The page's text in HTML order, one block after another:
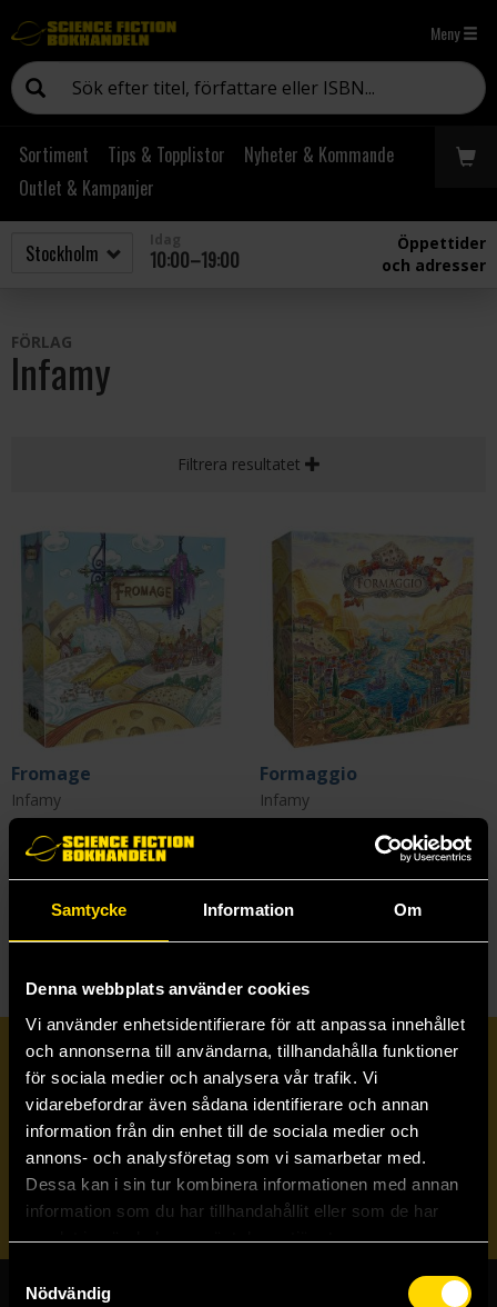
Samtycke Information Om
Denna webbplats använder cookies
Vi använder enhetsidentifierare för att anpassa innehållet
och annonserna till användarna, tillhandahålla funktioner
för sociala medier och analysera vår trafik. Vi
vidarebefordrar även sådana identifierare och annan
information från din enhet till de sociala medier och
annons- och analysföretag som vi samarbetar med.
Dessa kan i sin tur kombinera informationen med annan
information som du har tillhandahållit eller som de har
samlat in när du har använt deras tjänster.
Nödvändig
Meny
Sortiment Tips & Topplistor
Nyheter & Kommande
Outlet & Kampanjer
10:00–19:00
Öppettider
och adresser
FÖRLAG
Infamy
Filtrera resultatet
Fromage
Infamy
539 kr
Formaggio
Infamy
Prenumerera på vårt nyhetsbrev
Veckobrevet
Skicka